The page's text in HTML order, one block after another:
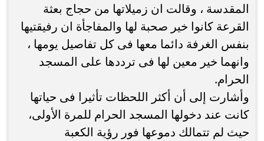
المقدسة ، وقالت ان زميلاتها من حجاج بعثة
القرعة كانوا خير صحبة لها والمفاجأة ان رفيقتيها
بنفس الغرفة دائما معها فى كل تفاصيل يومها ،
وانهما خير معين لها فى ترددها على المسجد
الحرام.
وأشارت إلى أن أكثر اللحظات تأثيرا فى حياتها
كانت عند دخولها المسجد الحرام للمرة الأولى،
حيث لم تتمالك دموعها فور رؤية الكعبة